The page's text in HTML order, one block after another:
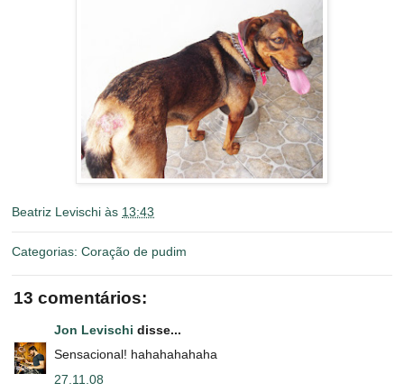
Beatriz Levischi às 13:43
Categorias: Coração de pudim
13 comentários:
Jon Levischi disse...
Sensacional! hahahahahaha
27.11.08